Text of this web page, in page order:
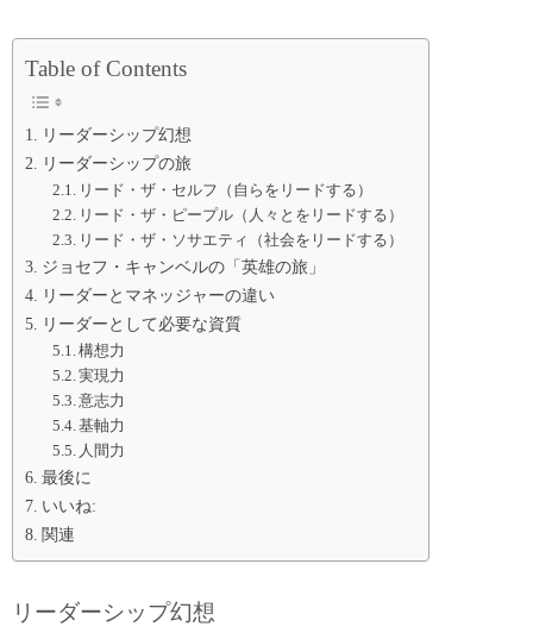
Table of Contents
リーダーシップ幻想
リーダーシップの旅
リード・ザ・セルフ（自らをリードする）
リード・ザ・ピープル（人々とをリードする）
リード・ザ・ソサエティ（社会をリードする）
ジョセフ・キャンベルの「英雄の旅」
リーダーとマネッジャーの違い
リーダーとして必要な資質
構想力
実現力
意志力
基軸力
人間力
最後に
いいね:
関連
リーダーシップ幻想